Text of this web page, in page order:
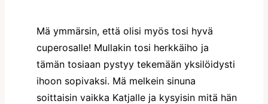
Mä ymmärsin, että olisi myös tosi hyvä
cuperosalle! Mullakin tosi herkkäiho ja
tämän tosiaan pystyy tekemään yksilöidysti
ihoon sopivaksi. Mä melkein sinuna
soittaisin vaikka Katjalle ja kysyisin mitä hän